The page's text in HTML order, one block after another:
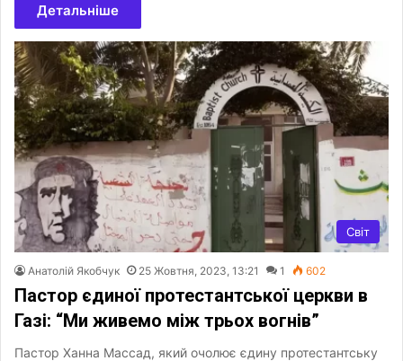
Детальніше
Світ
Анатолій Якобчук 25 Жовтня, 2023, 13:21 1 602
Пастор єдиної протестантської церкви в
Газі: “Ми живемо між трьох вогнів”
Пастор Ханна Массад, який очолює єдину протестантську